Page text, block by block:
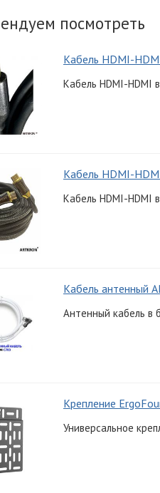
посмотреть
Кабель HDMI-
Кабель HDMI-HDMI
Кабель HDMI-
Кабель HDMI-HDMI
Кабель антенный
Антенный кабель в
Крепление
Универсальное